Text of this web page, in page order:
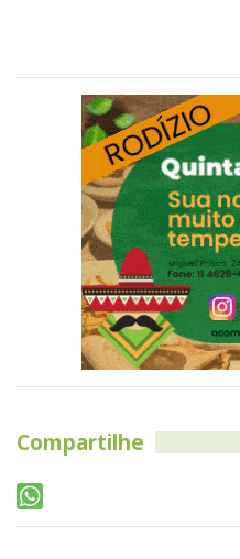
Compartilhe